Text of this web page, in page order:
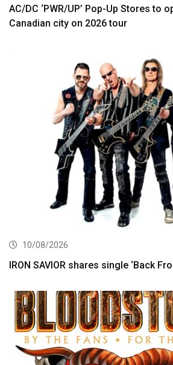
AC/DC ‘PWR/UP’ Pop-Up Stores to
Canadian city on 2026 tour
10/08/2026
IRON SAVIOR shares single ‘Back